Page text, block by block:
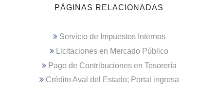
PÁGINAS RELACIONADAS
Servicio de Impuestos Internos
Licitaciones en Mercado Público
Pago de Contribuciones en Tesorería
Crédito Aval del Estado; Portal ingresa